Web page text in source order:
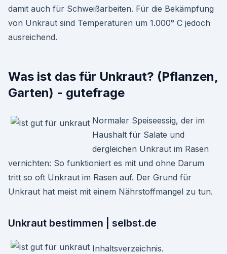
damit auch für Schweißarbeiten. Für die Bekämpfung
von Unkraut sind Temperaturen um 1.000° C jedoch
ausreichend.
Was ist das für Unkraut? (Pflanzen,
Garten) - gutefrage
Normaler Speiseessig, der im
Haushalt für Salate und
dergleichen Unkraut im Rasen
vernichten: So funktioniert es mit und ohne Darum
tritt so oft Unkraut im Rasen auf. Der Grund für
Unkraut hat meist mit einem Nährstoffmangel zu tun.
Unkraut bestimmen | selbst.de
Inhaltsverzeichnis.